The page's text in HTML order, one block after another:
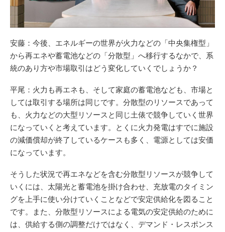
安藤：今後、エネルギーの世界が火力などの「中央集権型」
から再エネや蓄電池などの「分散型」へ移行するなかで、系
統のあり方や市場取引はどう変化していくでしょうか？
平尾：火力も再エネも、そして家庭の蓄電池なども、市場と
しては取引する場所は同じです。分散型のリソースであって
も、火力などの大型リソースと同じ土俵で競争していく世界
になっていくと考えています。とくに火力発電はすでに施設
の減価償却が終了しているケースも多く、電源としては安価
になっています。
そうした状況で再エネなどを含む分散型リソースが競争して
いくには、太陽光と蓄電池を掛け合わせ、充放電のタイミン
グを上手に使い分けていくことなどで安定供給化を図ること
です。また、分散型リソースによる電気の安定供給のために
は、供給する側の調整だけではなく、デマンド・レスポンス